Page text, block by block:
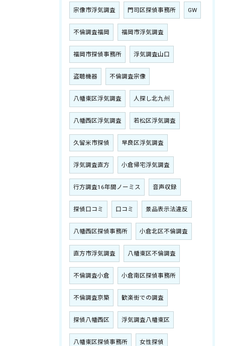
宗像市浮気調査 門司区探偵事務所 GW
不倫調査福岡 福岡市浮気調査
福岡市探偵事務所 浮気調査山口
盗聴機器 不倫調査宗像
八幡東区浮気調査 人探し北九州
八幡西区浮気調査 若松区浮気調査
久留米市探偵 早良区浮気調査
浮気調査直方 小倉帰宅浮気調査
行方調査16年間ノーミス 音声収録
探偵口コミ 口コミ 景品表示法違反
八幡西区探偵事務所 小倉北区不倫調査
直方市浮気調査 八幡東区不倫調査
不倫調査小倉 小倉南区探偵事務所
不倫調査京築 歓楽街での調査
探偵八幡西区 浮気調査八幡東区
八幡東区探偵事務所 女性探偵